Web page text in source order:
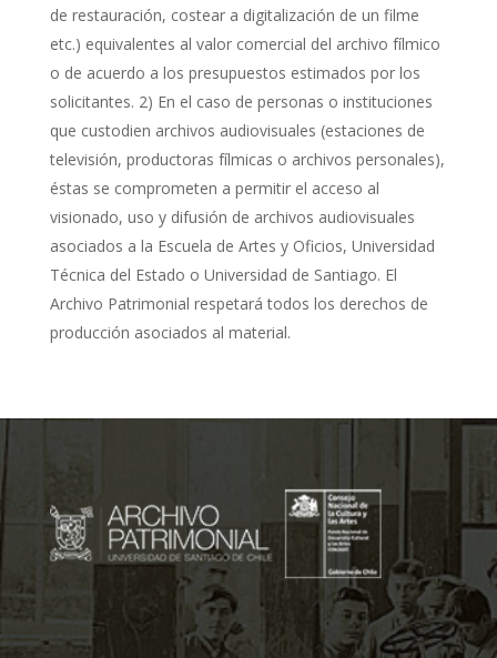
de restauración, costear a digitalización de un filme
etc.) equivalentes al valor comercial del archivo fílmico
o de acuerdo a los presupuestos estimados por los
solicitantes. 2) En el caso de personas o instituciones
que custodien archivos audiovisuales (estaciones de
televisión, productoras fílmicas o archivos personales),
éstas se comprometen a permitir el acceso al
visionado, uso y difusión de archivos audiovisuales
asociados a la Escuela de Artes y Oficios, Universidad
Técnica del Estado o Universidad de Santiago. El
Archivo Patrimonial respetará todos los derechos de
producción asociados al material.